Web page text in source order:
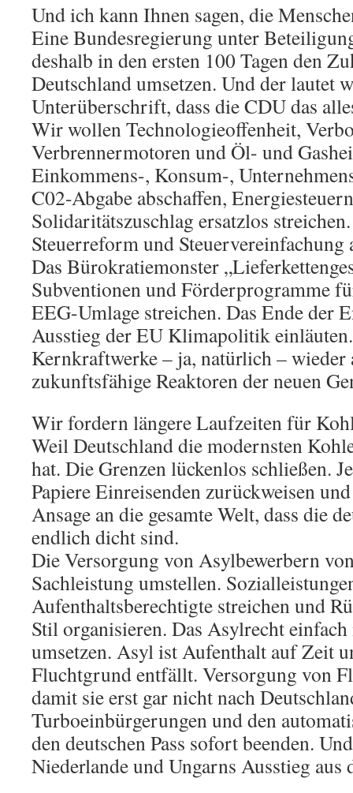
Und ich kann Ihnen sagen, die
Eine Bundesregierung unter
deshalb in den ersten 100 Tagen den
Deutschland umsetzen. Und der lautet
Unterüberschrift, dass die CDU das
Wir wollen Technologieoffenheit,
Verbrennermotoren und Öl- und
Einkommens-, Konsum-,
C02-Abgabe abschaffen,
Solidaritätszuschlag ersatzlos
Steuerreform und
Das Bürokratiemonster
Subventionen und Förderprogramme
EEG-Umlage streichen. Das Ende der
Ausstieg der EU Klimapolitik
Kernkraftwerke – ja, natürlich – wieder
zukunftsfähige Reaktoren der neuen
Wir fordern längere Laufzeiten für
Weil Deutschland die modernsten
hat. Die Grenzen lückenlos schließen.
Papiere Einreisenden zurückweisen
Ansage an die gesamte Welt, dass die
endlich dicht sind.
Die Versorgung von Asylbewerbern
Sachleistung umstellen.
Aufenthaltsberechtigte streichen und
Stil organisieren. Das Asylrecht
umsetzen. Asyl ist Aufenthalt auf Zeit
Fluchtgrund entfällt. Versorgung von
damit sie erst gar nicht nach
Turboeinbürgerungen und den
den deutschen Pass sofort beenden.
Niederlande und Ungarns Ausstieg